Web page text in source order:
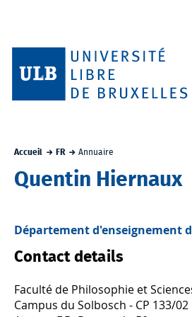
Accueil FR Annuaire
Quentin Hiernaux
Département d'enseignement
Contact details
Faculté de Philosophie et
Campus du Solbosch - CP 133/02